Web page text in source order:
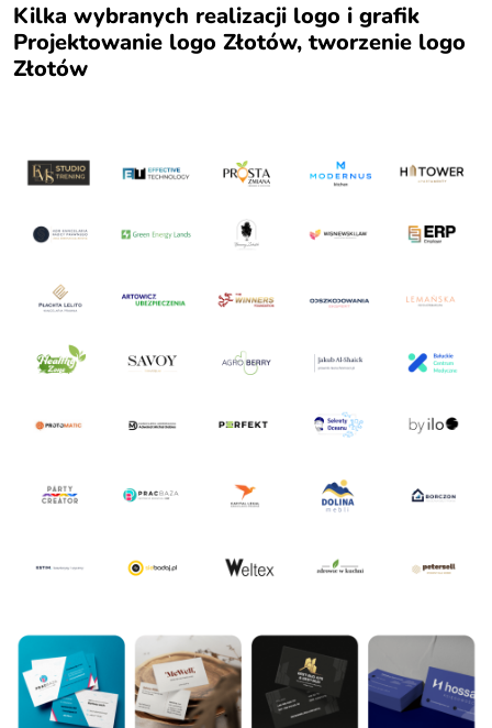
Kilka wybranych realizacji logo i grafik
Projektowanie logo Złotów, tworzenie logo
Złotów